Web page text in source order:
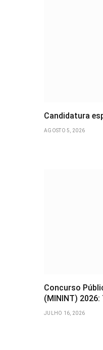
Candidatura
AGOSTO 5, 2026
Concurso
(MININT)
JULHO 16, 2026